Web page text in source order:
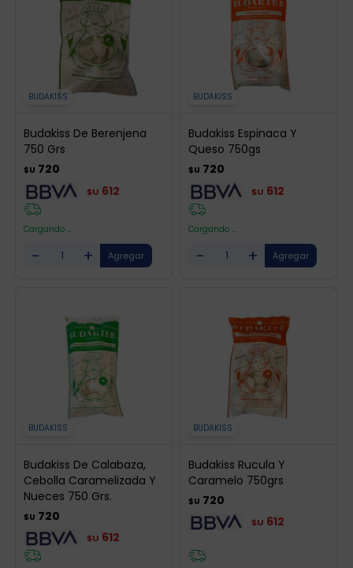
BUDAKISS
Budakiss De Berenjena
750 Grs
$U 720
$U 612
Cargando ...
- +
BUDAKISS
Budakiss Espinaca Y
Queso 750gs
$U 720
$U 612
Cargando ...
- +
BUDAKISS
Budakiss De Calabaza,
Cebolla Caramelizada Y
Nueces 750 Grs.
$U 720
$U 612
BUDAKISS
Budakiss Rucula Y
Caramelo 750grs
$U 720
$U 612